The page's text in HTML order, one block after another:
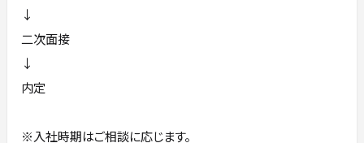
↓
二次面接
↓
内定
※入社時期はご相談に応じます。